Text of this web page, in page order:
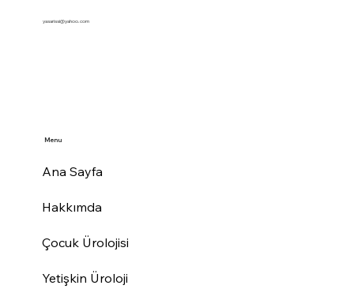
yasarissi@yahoo.com
Menu
Ana Sayfa
Hakkımda
Çocuk Ürolojisi
Yetişkin Üroloji